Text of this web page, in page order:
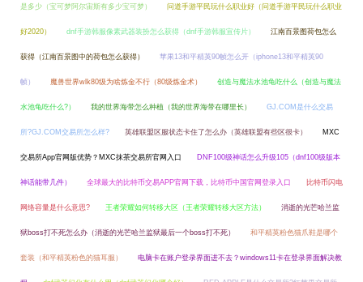
是多少（宝可梦阿尔宙斯有多少宝可梦） 问道手游平民玩什么职业好（问道手游平民玩什么职业
好2020） dnf手游韩服像素武器装扮怎么获得（dnf手游韩服宣传片） 江南百景图荷包怎么
获得（江南百景图中的荷包怎么获得） 苹果13和平精英90帧怎么开（iphone13和平精英90
帧） 魔兽世界wlk80级为啥炼金不行（80级炼金术） 创造与魔法水池龟吃什么（创造与魔法
水池龟吃什么?） 我的世界海带怎么种植（我的世界海带在哪里长） GJ.COM是什么交易
所?GJ.COM交易所怎么样? 英雄联盟区服状态卡住了怎么办（英雄联盟有些区很卡） MXC
交易所App官网版优势？MXC抹茶交易所官网入口 DNF100级神话怎么升级105（dnf100级版本
神话能带几件） 全球最大的比特币交易APP官网下载，比特币中国官网登录入口 比特币闪电
网络容量是什么意思? 王者荣耀如何转移大区（王者荣耀转移大区方法） 消逝的光芒哈兰监
狱boss打不死怎么办（消逝的光芒哈兰监狱最后一个boss打不死） 和平精英粉色猫爪鞋是哪个
套装（和平精英粉色的猫耳服） 电脑卡在账户登录界面进不去？windows11卡在登录界面解决教